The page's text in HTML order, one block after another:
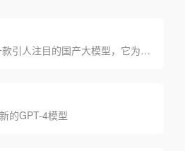
DeepSeek是一款引人注目的国产大模型，它为用户带来了全新的智能体验。以先进的技术为支撑，在智能领域展现出独特魅力，吸引着众多用户探索使用。
的GPT-4模型